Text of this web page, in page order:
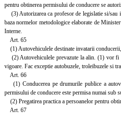
pentru obtinerea permisului de conducere se
(3) Autorizarea ca profesor de legislatie si/sau
baza normelor metodologice elaborate de
Interne.
Art. 65
(1) Autovehiculele destinate invatarii
(2) Autovehiculele prevazute la alin. (1) vor fi
vigoare. Fac exceptie autobuzele, troleibuzele si
Art. 66
(1) Conducerea pe drumurile publice a
permisului de conducere este permisa numai sub
(2) Pregatirea practica a persoanelor pentru
Art. 67